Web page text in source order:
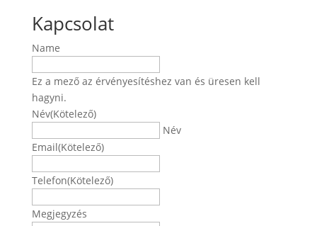
Kapcsolat
Name
Ez a mező az érvényesítéshez van és üresen kell
hagyni.
Név(Kötelező)
Név
Email(Kötelező)
Telefon(Kötelező)
Megjegyzés